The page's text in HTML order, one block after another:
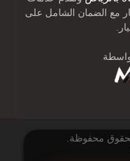
مع الضمان الشامل على